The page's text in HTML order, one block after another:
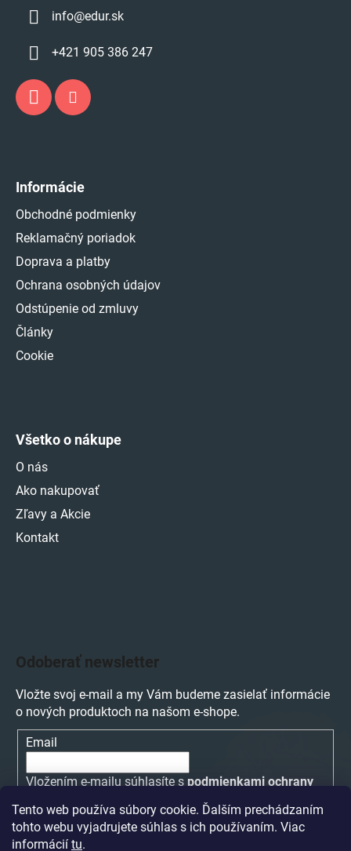
Tento web používa súbory cookie. Ďalším prechádzaním
tohto webu vyjadrujete súhlas s ich používaním. Viac
informácií tu.
info@edur.sk
+421 905 386 247
Informácie
Obchodné podmienky
Reklamačný poriadok
Doprava a platby
Ochrana osobných údajov
Odstúpenie od zmluvy
Články
Cookie
Všetko o nákupe
O nás
Ako nakupovať
Zľavy a Akcie
Kontakt
Odoberať newsletter
Vložte svoj e-mail a my Vám budeme zasielať informácie
o nových produktoch na našom e-shope.
Email
Vložením e-mailu súhlasíte s podmienkami ochrany
PRIHLÁSIŤ SA